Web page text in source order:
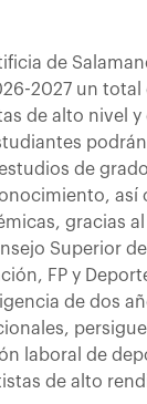
de
2027 un total
de alto nivel y
de
así
gracias
Superior
FP y
de dos
laboral de
de alto